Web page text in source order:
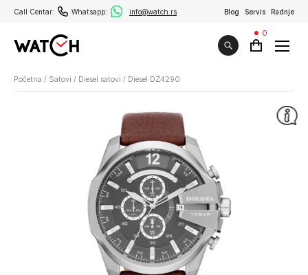
Call Centar: Whatsapp: info@watch.rs Blog Servis Radnje
0
Početna / Satovi / Diesel satovi / Diesel DZ4290